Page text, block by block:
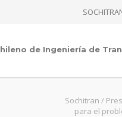
de Ingeniería de
Sochitran /
para el